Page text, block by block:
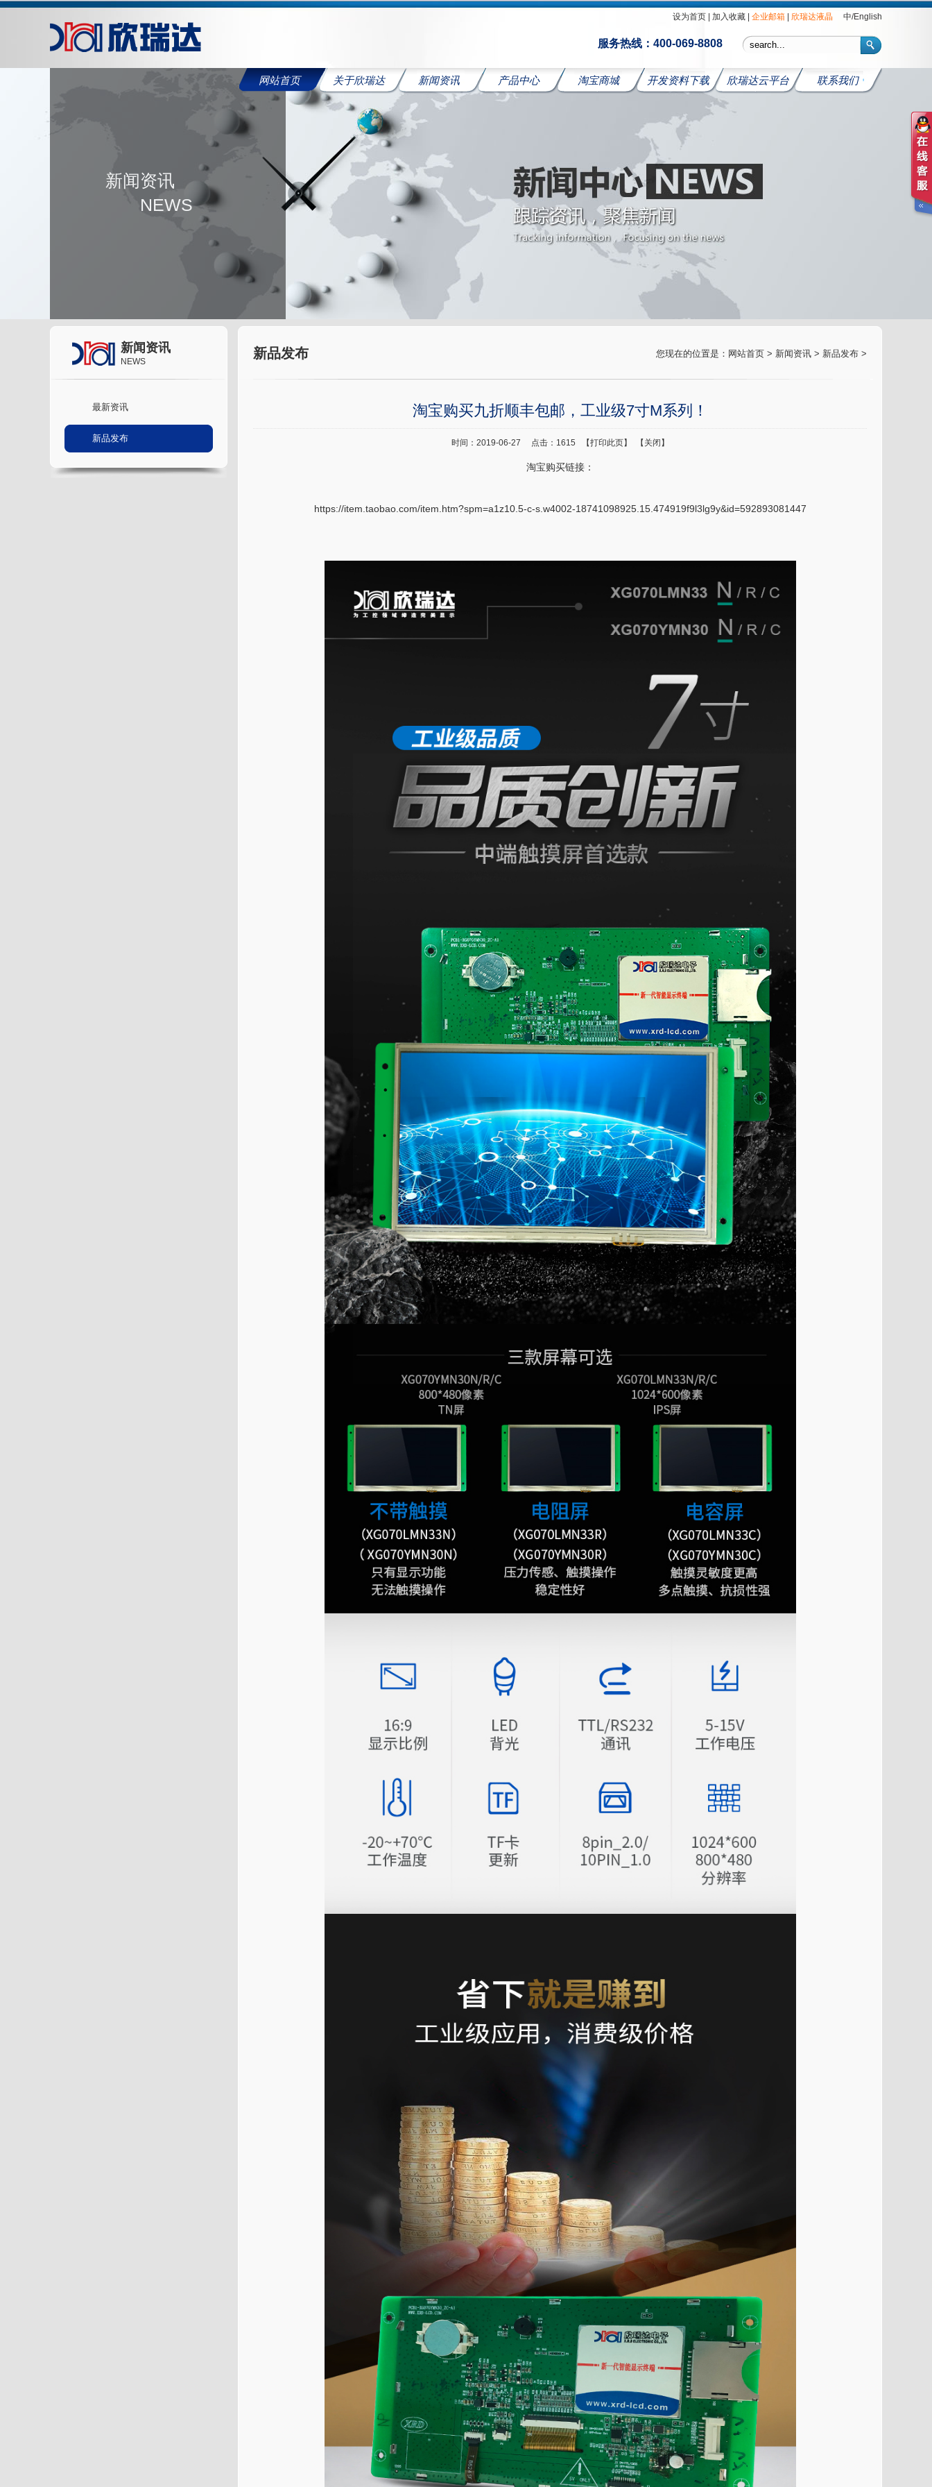
设为首页 加入收藏 企业邮箱 欣瑞达液晶 中/English
服务热线：400-069-8808
新闻资讯
NEWS
网站首页 关于欣瑞达 新闻资讯 产品中心 淘宝商城 开发资料下载 欣瑞达云平台 联系我们
新闻资讯
NEWS
最新资讯
新品发布
新品发布 您现在的位置是： 网站首页 > 新闻资讯 > 新品发布 >
淘宝购买九折顺丰包邮，工业级7寸M系列！
时间：2019-06-27 点击： 1615 【打印此页】 【 关闭 】
淘宝购买链接：
https://item.taobao.com/item.htm?spm=a1z10.5-c-s.w4002-18741098925.15.474919f9l3lg9y&id=592893081447